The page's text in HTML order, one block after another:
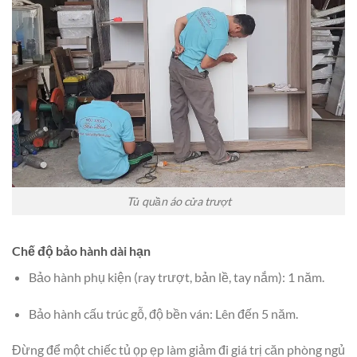
Tủ quần áo cửa trượt
Chế độ bảo hành dài hạn
Bảo hành phụ kiện (ray trượt, bản lề, tay nắm): 1 năm.
Bảo hành cấu trúc gỗ, độ bền ván: Lên đến 5 năm.
Đừng để một chiếc tủ ọp ẹp làm giảm đi giá trị căn phòng ngủ